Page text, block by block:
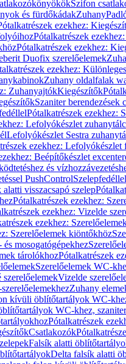
Szifon
és fürdőkádakZuhany
ezekhez:
Pótalkatrészek
Pótalkatrészek ezekhez:
Duofix szerelőelemek
ezekhez:
Zuhany oldalfalak
ZuhanyajtókKiegészítők
Szaniter berendezések
Pótalkatrészek ezekhez:
Lefolyókészlet
Lefolyókészlet Sestra
ezekhez: Lefolyókészlet
Beépítőkészlet
és
PushControlSzelepfedéllel
alatti visszacsapó szelep
Pótalkatrészek ezekhez:
ezekhez: Vizelde
ezekhez:
Szerelőelemek kiöntőkhöz
mosogatógépekhez
tárolókhozPótalkatrészek
Szerelőelemek WC-
szerelőelemekVizelde
Zuhany
kívüli öblítőtartályok WC-
WC-khez,
Pótalkatrészek
Csatlakozók
Falsík alatti
Delta falsík alatti